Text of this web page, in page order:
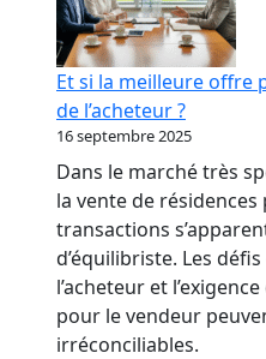
Et si la meilleure offre
de l’acheteur ?
16 septembre 2025
Dans le marché très
la vente de résidences
transactions
d’équilibriste. Les
l’acheteur et
pour le vendeur
irréconciliables.